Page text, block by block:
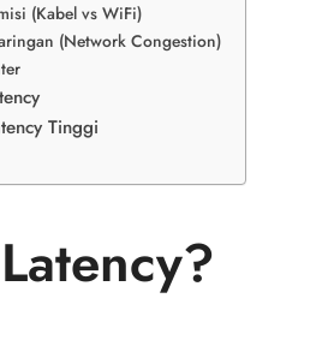
(Kabel vs WiFi)
(Network Congestion)
Tinggi